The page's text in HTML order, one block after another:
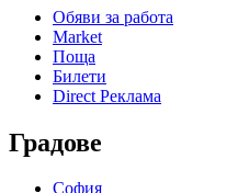
Обяви за работа
Market
Поща
Билети
Direct Реклама
Градове
София